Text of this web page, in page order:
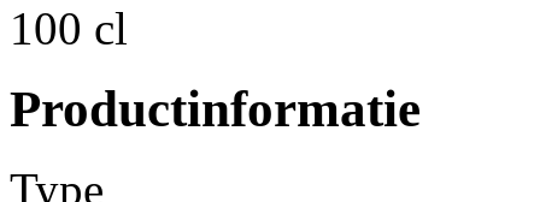
100 cl
Productinformatie
Type